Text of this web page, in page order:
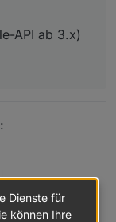
API ab 3.x)
Dienste für
können Ihre